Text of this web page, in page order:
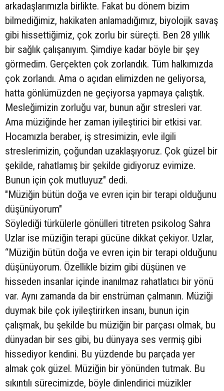
arkadaşlarımızla birlikte. Fakat bu dönem bizim
bilmediğimiz, hakikaten anlamadığımız, biyolojik savaş
gibi hissettiğimiz, çok zorlu bir süreçti. Ben 28 yıllık
bir sağlık çalışanıyım. Şimdiye kadar böyle bir şey
görmedim. Gerçekten çok zorlandık. Tüm halkımızda
çok zorlandı. Ama o açıdan elimizden ne geliyorsa,
hatta gönlümüzden ne geçiyorsa yapmaya çalıştık.
Mesleğimizin zorluğu var, bunun ağır stresleri var.
Ama müziğinde her zaman iyileştirici bir etkisi var.
Hocamızla beraber, iş stresimizin, evle ilgili
streslerimizin, çoğundan uzaklaşıyoruz. Çok güzel bir
şekilde, rahatlamış bir şekilde gidiyoruz evimize.
Bunun için çok mutluyuz" dedi.
"Müziğin bütün doğa ve evren için bir terapi olduğunu
düşünüyorum"
Söylediği türkülerle gönülleri titreten psikolog Sahra
Uzlar ise müziğin terapi gücüne dikkat çekiyor. Uzlar,
“Müziğin bütün doğa ve evren için bir terapi olduğunu
düşünüyorum. Özellikle bizim gibi düşünen ve
hisseden insanlar içinde inanılmaz rahatlatıcı bir yönü
var. Aynı zamanda da bir enstrüman çalmanın. Müziği
duymak bile çok iyileştirirken insanı, bunun için
çalışmak, bu şekilde bu müziğin bir parçası olmak, bu
dünyadan bir ses gibi, bu dünyaya ses vermiş gibi
hissediyor kendini. Bu yüzdende bu parçada yer
almak çok güzel. Müziğin bir yönünden tutmak. Bu
sıkıntılı sürecimizde, böyle dinlendirici müzikler